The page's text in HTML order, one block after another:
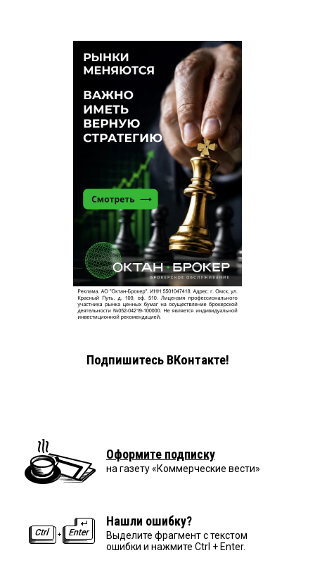
Подпишитесь ВКонтакте!
Оформите подписку
на газету «Коммерческие вести»
Нашли ошибку?
Выделите фрагмент с текстом
ошибки и нажмите Ctrl + Enter.